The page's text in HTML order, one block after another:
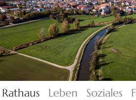
Rathaus Leben Soziales